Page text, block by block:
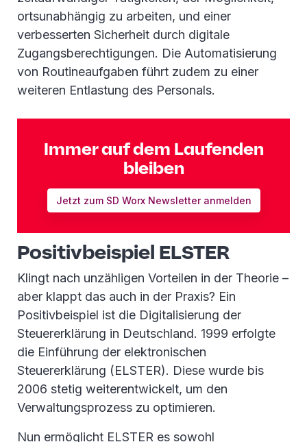
ortsunabhängig zu arbeiten, und einer
verbesserten Sicherheit durch digitale
Zugangsberechtigungen. Die Automatisierung
von Routineaufgaben führt zudem zu einer
weiteren Entlastung des Personals.
Immer auf dem Laufenden
bleiben
Jetzt zum SD Worx Newsletter anmelden
Positivbeispiel ELSTER
Klingt nach unzähligen Vorteilen in der Theorie –
aber klappt das auch in der Praxis? Ein
Positivbeispiel ist die Digitalisierung der
Steuererklärung in Deutschland. 1999 erfolgte
die Einführung der elektronischen
Steuererklärung (ELSTER). Diese wurde bis
2006 stetig weiterentwickelt, um den
Verwaltungsprozess zu optimieren.
Nun ermöglicht ELSTER es sowohl